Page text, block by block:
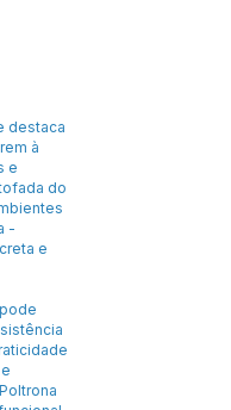
destaca
à
e
do
-
e